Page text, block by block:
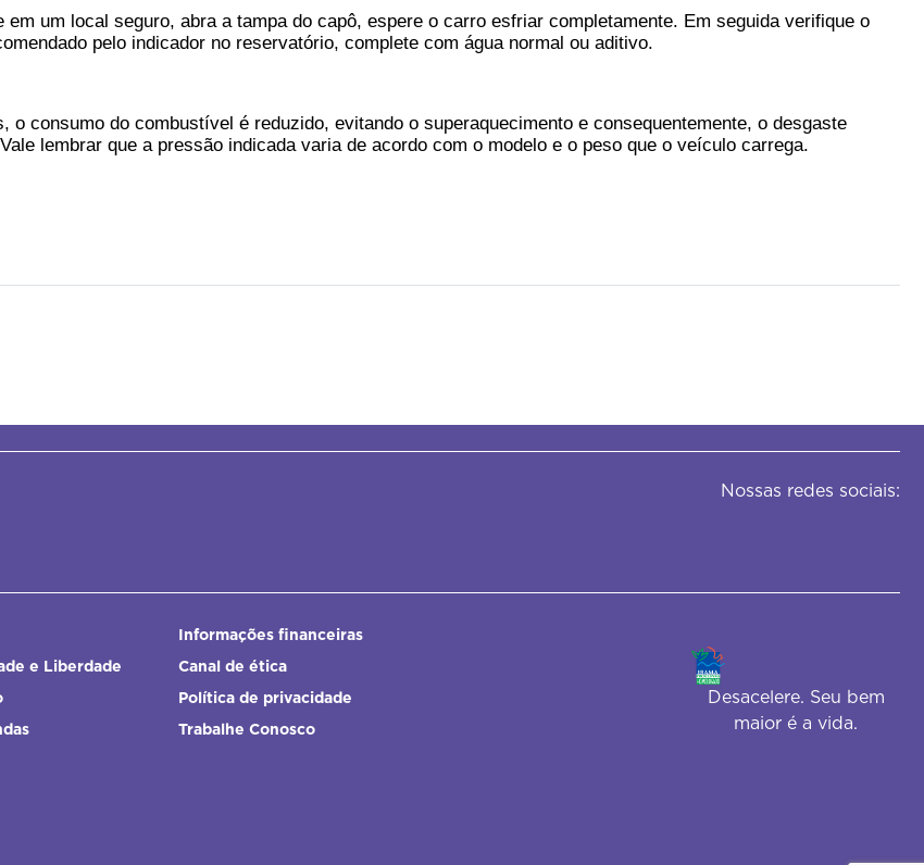
um local seguro, abra a tampa do capô, espere o carro esfriar completamente. Em seguida verifique o
pelo indicador no reservatório, complete com água normal ou aditivo.
consumo do combustível é reduzido, evitando o superaquecimento e consequentemente, o desgaste
lembrar que a pressão indicada varia de acordo com o modelo e o peso que o veículo carrega.
Nossas redes sociais:
e Liberdade
Informações financeiras
Canal de ética
Política de privacidade
Trabalhe Conosco
Desacelere. Seu bem
maior é a vida.